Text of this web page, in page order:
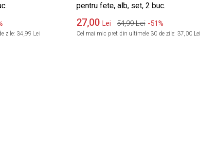
zile: 34,99 Lei
pentru fete, alb, set, 2 buc.
27,00 Lei 54,99 Lei -51%
Cel mai mic pret din ultimele 30 de zile: 37,00 Lei